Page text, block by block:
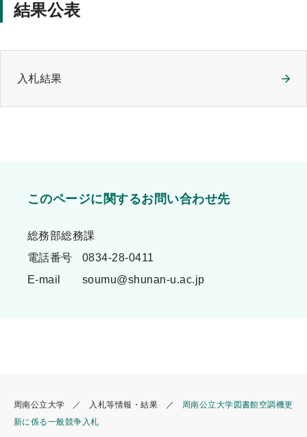
結果公表
入札結果
このページに関するお問い合わせ先
総務部総務課
電話番号
0834-28-0411
E-mail
soumu@shunan-u.ac.jp
周南公立大学 入札等情報・結果
周南公立大学図書館空調機更
新に係る一般競争入札